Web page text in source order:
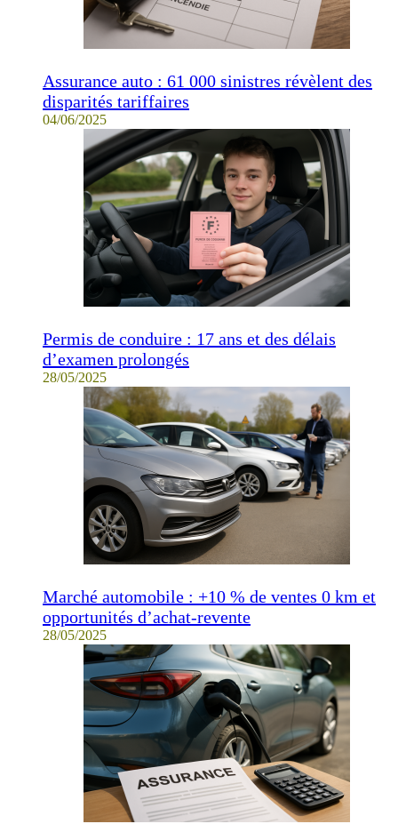
Assurance auto : 61 000 sinistres révèlent des
disparités tariffaires
04/06/2025
Permis de conduire : 17 ans et des délais
d’examen prolongés
28/05/2025
Marché automobile : +10 % de ventes 0 km et
opportunités d’achat-revente
28/05/2025